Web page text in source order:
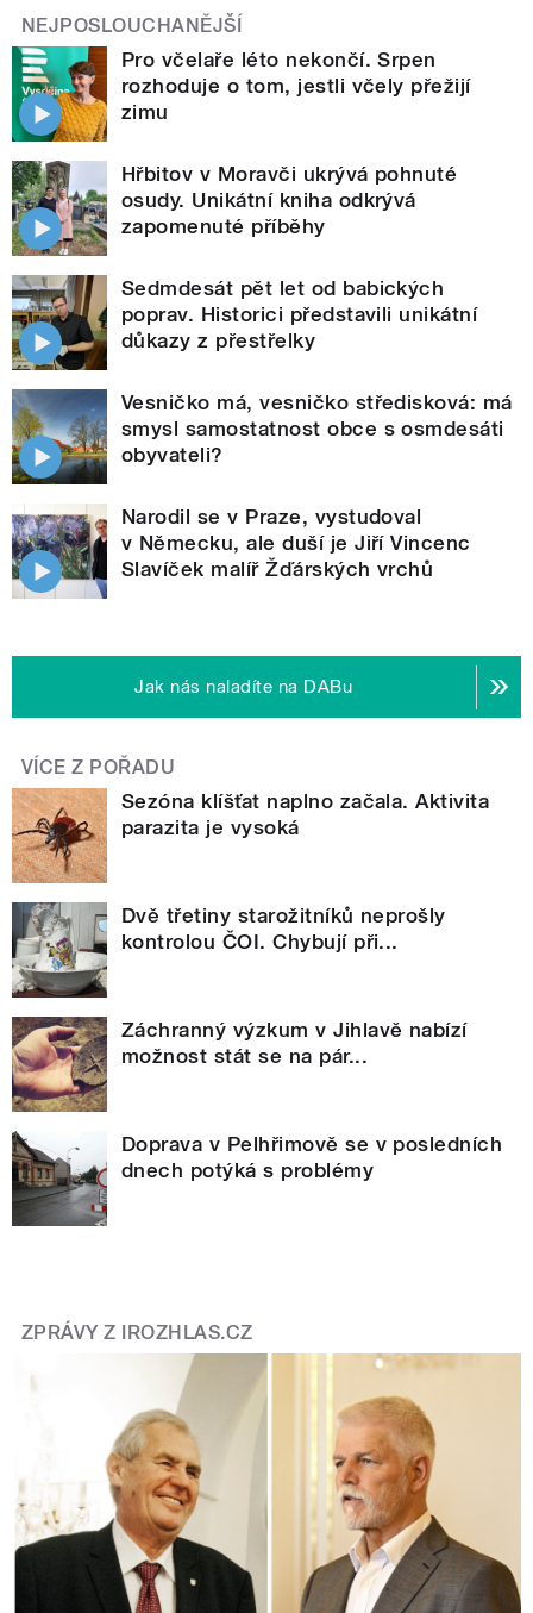
NEJPOSLOUCHANĚJŠÍ
Pro včelaře léto nekončí. Srpen
rozhoduje o tom, jestli včely přežijí
zimu
Hřbitov v Moravči ukrývá pohnuté
osudy. Unikátní kniha odkrývá
zapomenuté příběhy
Sedmdesát pět let od babických
poprav. Historici představili unikátní
důkazy z přestřelky
Vesničko má, vesničko středisková: má
smysl samostatnost obce s osmdesáti
obyvateli?
Narodil se v Praze, vystudoval
v Německu, ale duší je Jiří Vincenc
Slavíček malíř Žďárských vrchů
Jak nás naladíte na DABu
VÍCE Z POŘADU
Sezóna klíšťat naplno začala. Aktivita
parazita je vysoká
Dvě třetiny starožitníků neprošly
kontrolou ČOI. Chybují při...
Záchranný výzkum v Jihlavě nabízí
možnost stát se na pár...
Doprava v Pelhřimově se v posledních
dnech potýká s problémy
ZPRÁVY Z IROZHLAS.CZ